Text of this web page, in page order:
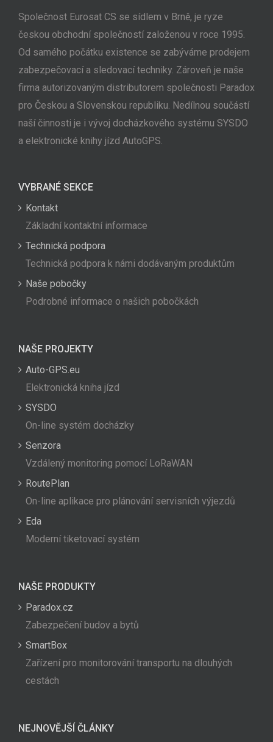
Společnost Eurosat CS se sídlem v Brně, je ryze
českou obchodní společností založenou v roce 1995.
Od samého počátku existence se zabýváme prodejem
zabezpečovací a sledovací techniky. Zároveň je naše
firma autorizovaným distributorem společnosti Paradox
pro Českou a Slovenskou republiku. Nedílnou součástí
naší činnosti je i vývoj docházkového systému SYSDO
a elektronické knihy jízd AutoGPS.
VYBRANÉ SEKCE
Kontakt
Základní kontaktní informace
Technická podpora
Technická podpora k námi dodávaným produktům
Naše pobočky
Podrobné informace o našich pobočkách
NAŠE PROJEKTY
Auto-GPS.eu
Elektronická kniha jízd
SYSDO
On-line systém docházky
Senzora
Vzdálený monitoring pomocí LoRaWAN
RoutePlan
On-line aplikace pro plánování servisních výjezdů
Eda
Moderní tiketovací systém
NAŠE PRODUKTY
Paradox.cz
Zabezpečení budov a bytů
SmartBox
Zařízení pro monitorování transportu na dlouhých
cestách
NEJNOVĚJŠÍ ČLÁNKY